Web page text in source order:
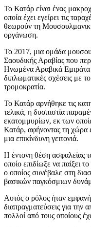
Το Κατάρ είναι ένας
οποία έχει εγείρει τις
θεωρούν τη
οργάνωση.
Το 2017, μια ομάδα
Σαουδικής Αραβίας που
Ηνωμένα Αραβικά Εμιράτα
διπλωματικές σχέσεις με
τρομοκρατία.
Το Κατάρ αρνήθηκε τις
τελικά, η δυσπιστία
εκατομμυρίων, εκ των
Κατάρ, αφήνοντας τη χώρα
μια επικίνδυνη γειτονιά.
Η έντονη θέση ασφαλείας
οποίο επιδίωξε να παίξει
ο οποίος συνέβαλε στη
βασικών παγκόσμιων
Αυτός ο ρόλος ήταν
διαπραγματεύσεις για
πολλοί από τους οποίους